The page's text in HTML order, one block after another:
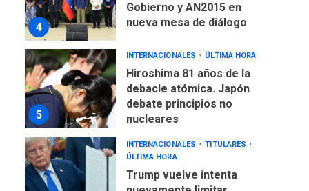
4
Gobierno y AN2015 en
nueva mesa de diálogo
5
INTERNACIONALES ÚLTIMA HORA
Hiroshima 81 años de la
debacle atómica. Japón
debate principios no
nucleares
INTERNACIONALES
TITULARES
ÚLTIMA HORA
Trump vuelve intenta